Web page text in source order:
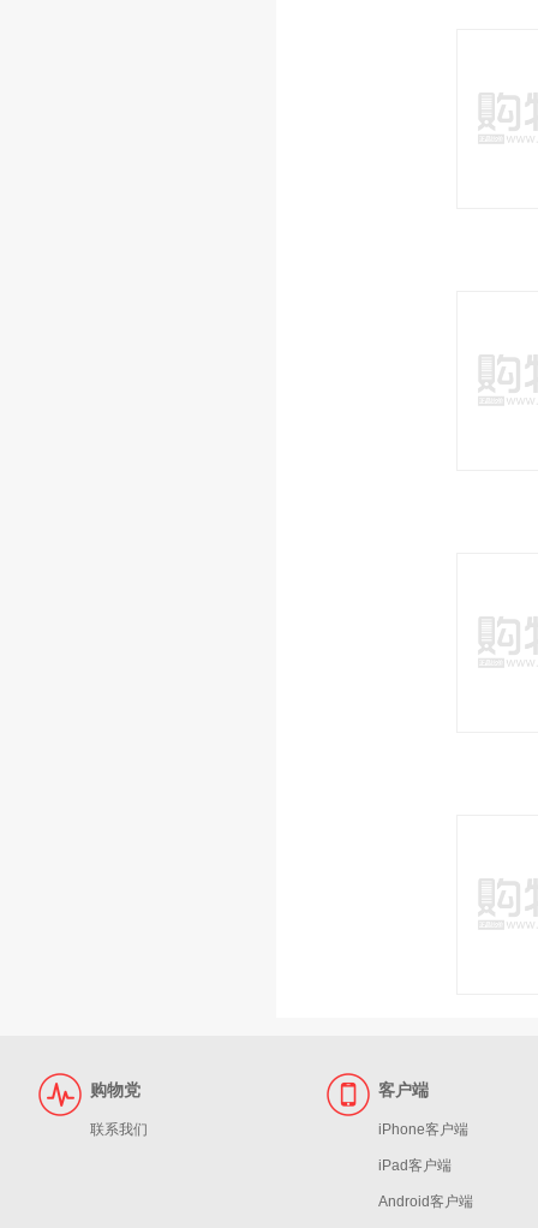
购物党
联系我们
客户端
iPhone客户端
iPad客户端
Android客户端